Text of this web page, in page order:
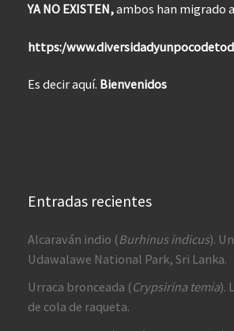
YA NO EXISTEN,ambos han migrado
https:/
Es decir aquí. Bienvenidos
Entradas recientes
Alcaraván indio (Burhinus indicus).
Udawalawe National Park, Sri Lanka.
Urraca bronceada (Crypsirina temia).
de cola de raqueta.